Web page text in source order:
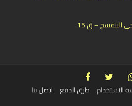
البنفسج – ق 15
الاستخدام طرق الدفع اتصل بنا